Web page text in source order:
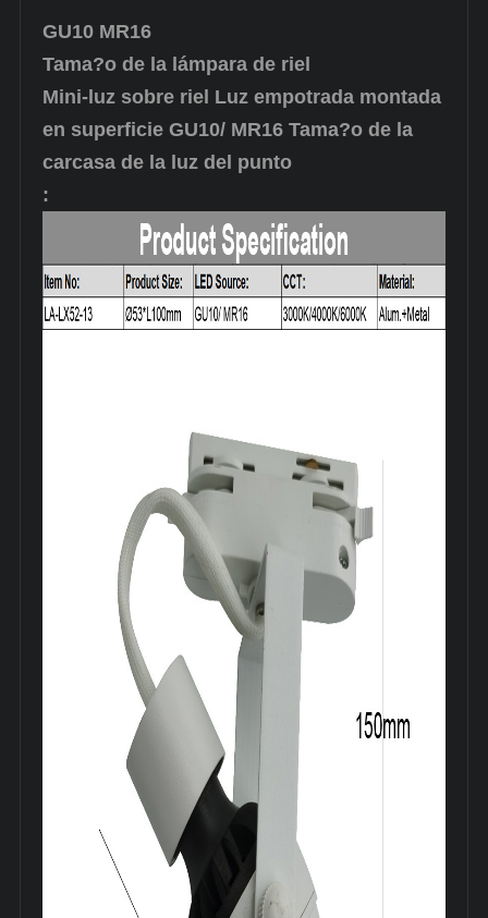
GU10 MR16
Tama?o de la lámpara de riel
Mini-luz sobre riel Luz empotrada montada
en superficie GU10/ MR16 Tama?o de la
carcasa de la luz del punto
: